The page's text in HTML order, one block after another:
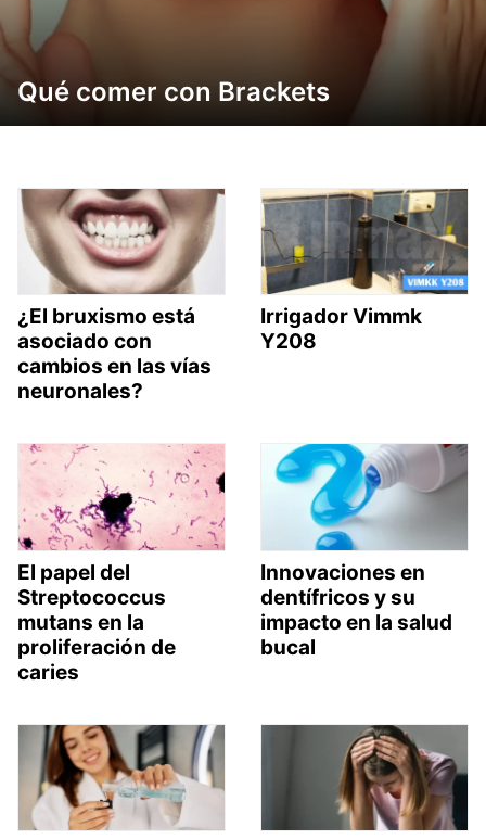
Qué comer con Brackets
¿El bruxismo está
asociado con
cambios en las vías
neuronales?
Irrigador Vimmk
Y208
El papel del
Streptococcus
mutans en la
proliferación de
caries
Innovaciones en
dentífricos y su
impacto en la salud
bucal